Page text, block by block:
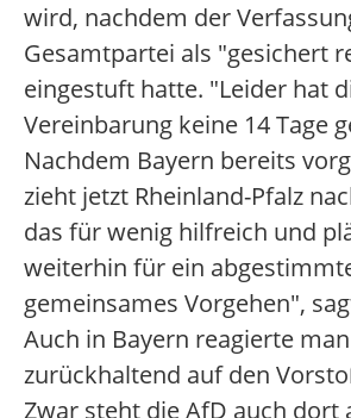
wird, nachdem der
Gesamtpartei als "gesichert
eingestuft hatte. "Leider hat
Vereinbarung keine 14 Tage
Nachdem Bayern bereits
zieht jetzt Rheinland-Pfalz
das für wenig hilfreich und
weiterhin für ein
gemeinsames Vorgehen",
Auch in Bayern reagierte man
zurückhaltend auf den
Zwar steht die AfD auch dort